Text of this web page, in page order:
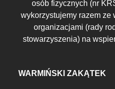
osób fizycznych (nr
wykorzystujemy razem ze
organizacjami (rady
stowarzyszenia) na
WARMIŃSKI ZAKĄTEK